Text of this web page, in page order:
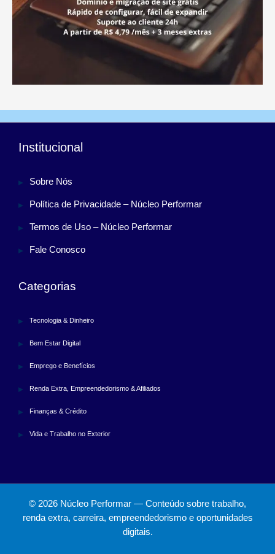
Institucional
Sobre Nós
Política de Privacidade – Núcleo Performar
Termos de Uso – Núcleo Performar
Fale Conosco
Categorias
Tecnologia & Dinheiro
Bem Estar Digital
Emprego e Benefícios
Renda Extra, Empreendedorismo & Afiliados
Finanças & Crédito
Vida e Trabalho no Exterior
© 2026 Núcleo Performar — Conteúdo sobre trabalho,
renda extra, carreira, empreendedorismo e oportunidades
digitais.